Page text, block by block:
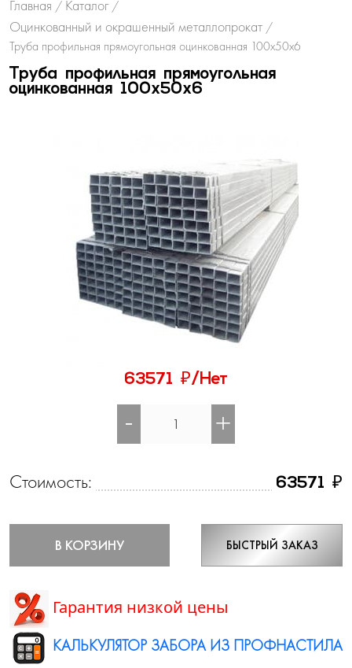
Главная / Каталог /
Оцинкованный и окрашенный металлопрокат /
Труба профильная прямоугольная оцинкованная 100х50х6
Труба профильная прямоугольная
оцинкованная 100х50х6
63571 ₽/Нет
- +
Стоимость: 63571 ₽
В КОРЗИНУ БЫСТРЫЙ ЗАКАЗ
Гарантия низкой цены
КАЛЬКУЛЯТОР ЗАБОРА ИЗ ПРОФНАСТИЛА